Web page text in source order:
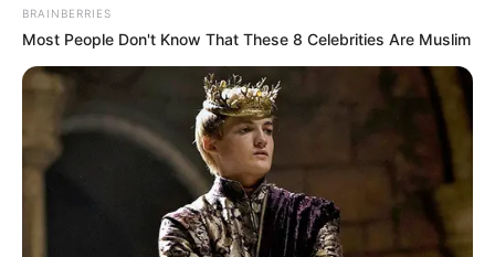
BRAINBERRIES
Most People Don't Know That These 8 Celebrities Are Muslim